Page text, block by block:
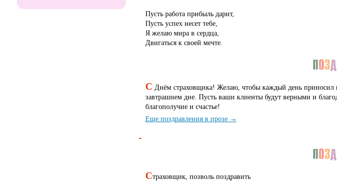
Пусть работа прибыль дарит,
Пусть успех несет тебе,
Я желаю мира в сердца,
Двигаться к своей мечте.
С Днём страховщика! Желаю, чтобы каждый день приносил
завтрашнем дне. Пусть ваши клиенты будут верными и
благополучие и счастье!
Еще поздравления в прозе →
Страховщик, позволь поздравить